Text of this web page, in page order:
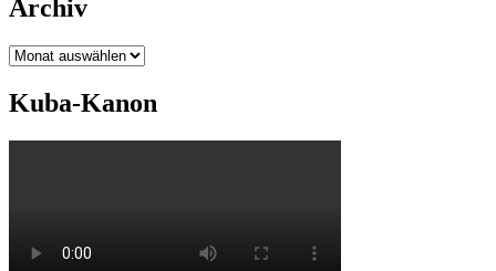
Archiv
Archiv
Kuba-Kanon